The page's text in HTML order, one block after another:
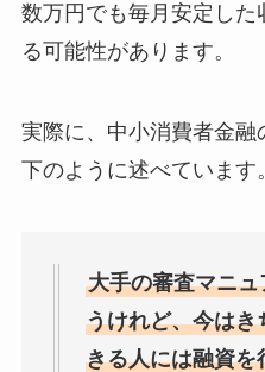
数万円でも毎月安定した
る可能性があります。
実際に、中小消費者金
下のように述べています。
大手の審査マニ
うけれど、今はき
きる人には融資を